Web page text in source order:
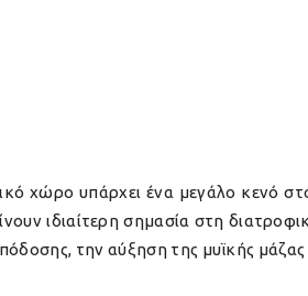
χώρο υπάρχει ένα μεγάλο κενό
ιδιαίτερη σημασία στη
την αύξηση της μυϊκής